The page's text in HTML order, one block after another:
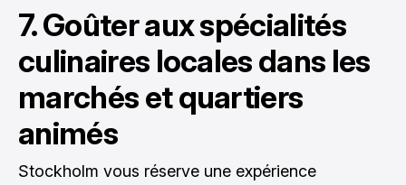
7. Goûter aux spécialités
culinaires locales dans les
marchés et quartiers
animés
Stockholm vous réserve une expérience